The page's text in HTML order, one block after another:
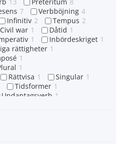
7 Verbböjning 4
Infinitiv 2 Tempus 2
Civil war 1 Dåtid 1
1 Inbördeskriget 1
rättigheter 1
1
1
Rättvisa 1 Singular 1
Tidsformer 1
Undantagsverb 1